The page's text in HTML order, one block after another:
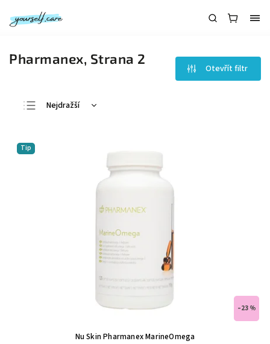
Pharmanex, Strana 2
Otevřít filtr
Nejdražší
Tip
–23 %
Nu Skin Pharmanex MarineOmega